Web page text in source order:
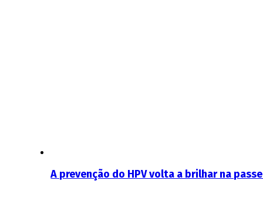
A prevenção do HPV volta a brilhar na